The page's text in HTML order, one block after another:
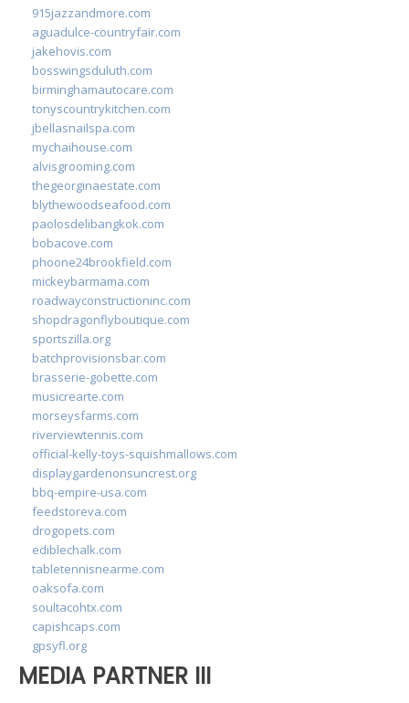
915jazzandmore.com
aguadulce-countryfair.com
jakehovis.com
bosswingsduluth.com
birminghamautocare.com
tonyscountrykitchen.com
jbellasnailspa.com
mychaihouse.com
alvisgrooming.com
thegeorginaestate.com
blythewoodseafood.com
paolosdelibangkok.com
bobacove.com
phoone24brookfield.com
mickeybarmama.com
roadwayconstructioninc.com
shopdragonflyboutique.com
sportszilla.org
batchprovisionsbar.com
brasserie-gobette.com
musicrearte.com
morseysfarms.com
riverviewtennis.com
official-kelly-toys-squishmallows.com
displaygardenonsuncrest.org
bbq-empire-usa.com
feedstoreva.com
drogopets.com
ediblechalk.com
tabletennisnearme.com
oaksofa.com
soultacohtx.com
capishcaps.com
gpsyfl.org
MEDIA PARTNER III